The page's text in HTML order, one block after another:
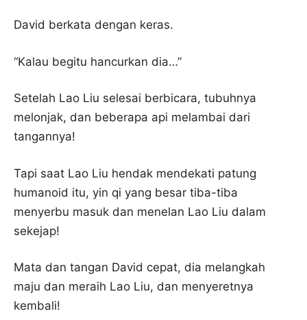
David berkata dengan keras.
“Kalau begitu hancurkan dia…”
Setelah Lao Liu selesai berbicara, tubuhnya
melonjak, dan beberapa api melambai dari
tangannya!
Tapi saat Lao Liu hendak mendekati patung
humanoid itu, yin qi yang besar tiba-tiba
menyerbu masuk dan menelan Lao Liu dalam
sekejap!
Mata dan tangan David cepat, dia melangkah
maju dan meraih Lao Liu, dan menyeretnya
kembali!